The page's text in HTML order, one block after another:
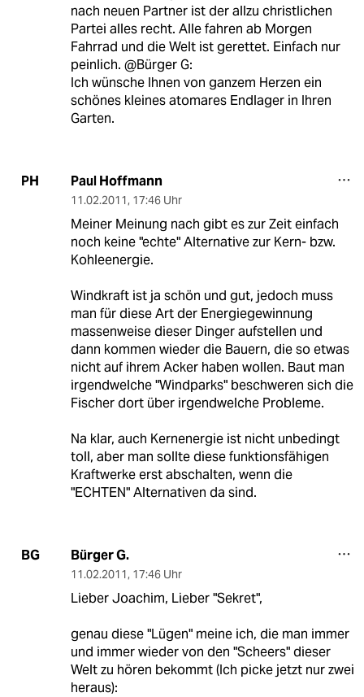
nach neuen Partner ist der allzu christlichen
Partei alles recht. Alle fahren ab Morgen
Fahrrad und die Welt ist gerettet. Einfach nur
peinlich. @Bürger G:
Ich wünsche Ihnen von ganzem Herzen ein
schönes kleines atomares Endlager in Ihren
Garten.
PH Paul Hoffmann
11.02.2011, 17:46 Uhr
Meiner Meinung nach gibt es zur Zeit einfach
noch keine "echte" Alternative zur Kern- bzw.
Kohleenergie.
Windkraft ist ja schön und gut, jedoch muss
man für diese Art der Energiegewinnung
massenweise dieser Dinger aufstellen und
dann kommen wieder die Bauern, die so etwas
nicht auf ihrem Acker haben wollen. Baut man
irgendwelche "Windparks" beschweren sich die
Fischer dort über irgendwelche Probleme.
Na klar, auch Kernenergie ist nicht unbedingt
toll, aber man sollte diese funktionsfähigen
Kraftwerke erst abschalten, wenn die
"ECHTEN" Alternativen da sind.
BG Bürger G.
11.02.2011, 17:46 Uhr
Lieber Joachim, Lieber "Sekret",
genau diese "Lügen" meine ich, die man immer
und immer wieder von den "Scheers" dieser
Welt zu hören bekommt (Ich picke jetzt nur zwei
heraus):